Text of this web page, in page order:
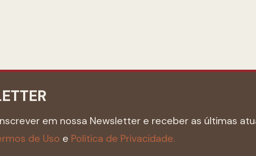
em nossa Newsletter e receber as últimas
de Uso e Politica de Privacidade.